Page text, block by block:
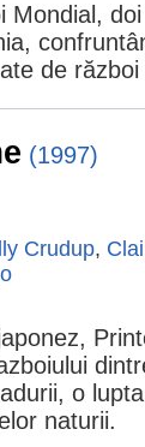
Mondial,
de
(1997)
Crudup,
o
naturii.